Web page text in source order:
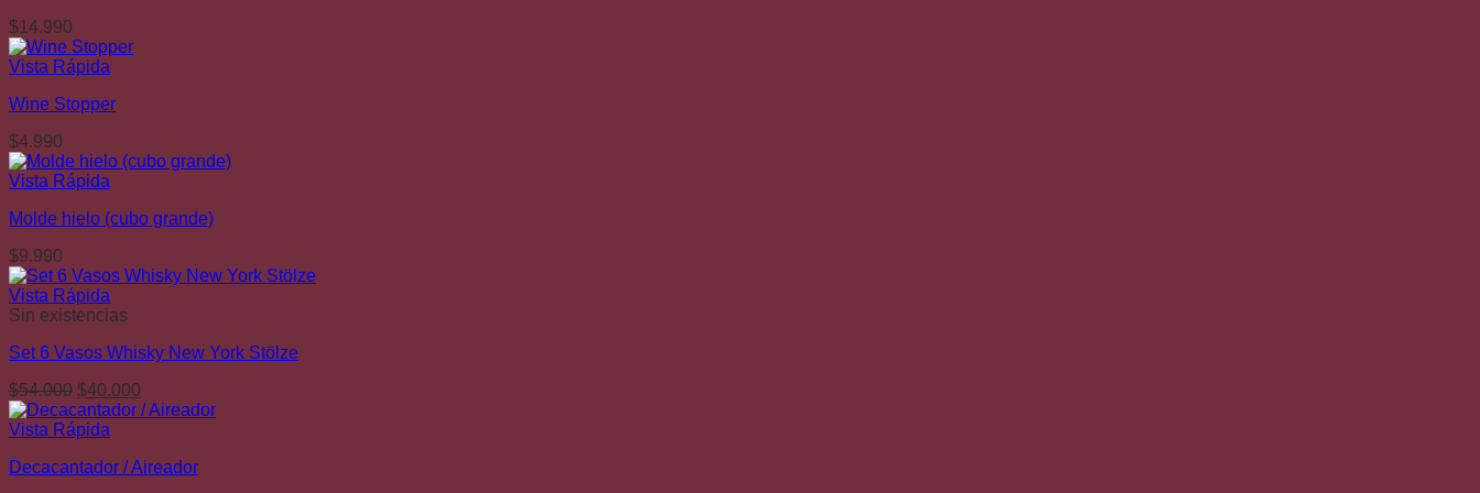
$14.990
Vista Rápida
Wine Stopper
$4.990
Vista Rápida
Molde hielo (cubo grande)
$9.990
Vista Rápida
Sin existencias
Set 6 Vasos Whisky New York Stölze
$54.000 El
precio
original
$54.000.
$40.000
precio
$40.000.
Vista Rápida
Decacantador / Aireador